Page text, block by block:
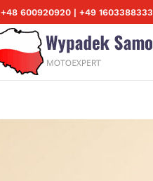
+48 600920920 | +49 1603388333